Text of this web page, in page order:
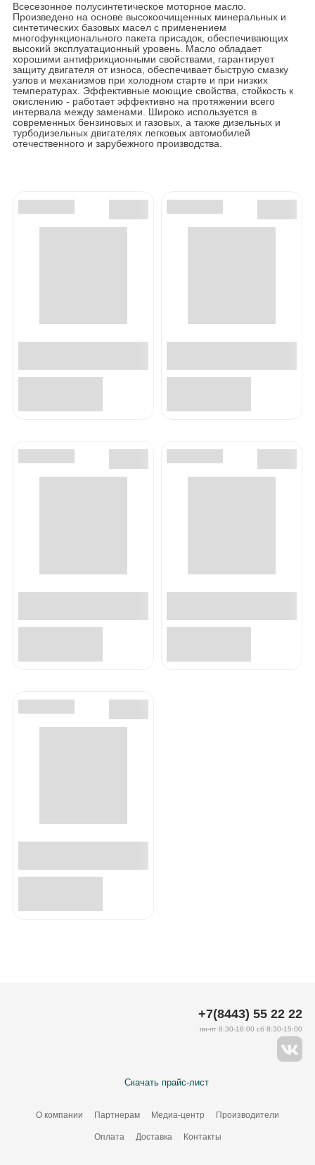
Всесезонное полусинтетическое моторное масло.
Произведено на основе высокоочищенных минеральных и
синтетических базовых масел с применением
многофункционального пакета присадок, обеспечивающих
высокий эксплуатационный уровень. Масло обладает
хорошими антифрикционными свойствами, гарантирует
защиту двигателя от износа, обеспечивает быструю смазку
узлов и механизмов при холодном старте и при низких
температурах. Эффективные моющие свойства, стойкость к
окислению - работает эффективно на протяжении всего
интервала между заменами. Широко используется в
современных бензиновых и газовых, а также дизельных и
турбодизельных двигателях легковых автомобилей
отечественного и зарубежного производства.
Скачать прайс-лист
О компании Партнерам Медиа-центр Производители
Оплата Доставка Контакты
+7(8443) 55 22 22
пн-пт 8:30-18:00 сб 8:30-15:00